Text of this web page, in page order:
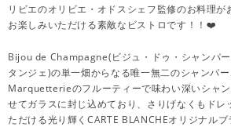
リビエのオリビエ・オドスシェフ監修のお料理が
お楽しみいただける素敵なビストロです！！❤️
Bijou de Champagne(ビジュ・ドゥ・シャンパ
タンジェ)の単一畑からなる唯一無二のシャンパ
Marquetterieのフルーティーで味わい深いシャ
せてガラスに封じ込めており、さりげなくもドレ
ただける光り輝くCARTE BLANCHEオリジナル